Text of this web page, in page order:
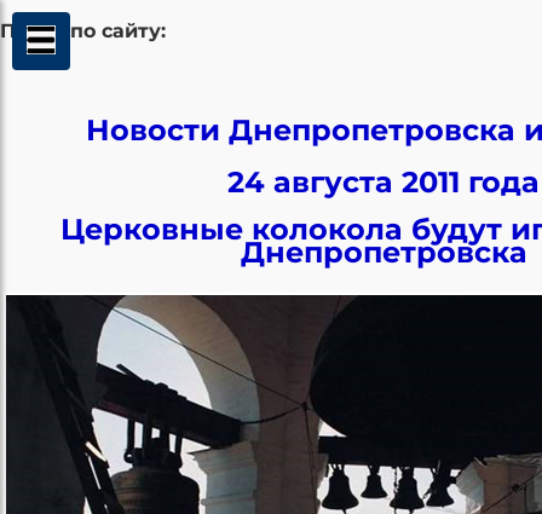
Поиск по сайту:
Новости Днепропетровска
24 августа 2011 года
Церковные колокола будут
Днепропетровска